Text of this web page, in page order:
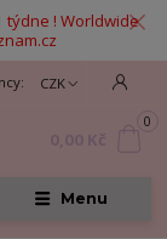
týdne ! Worldwide
Menu
CZK
0